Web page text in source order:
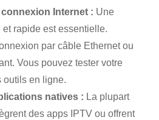
Internet : Une
rapide est essentielle.
par câble Ethernet ou
Vous pouvez tester votre
outils en ligne.
natives : La plupart
des apps IPTV ou offrent